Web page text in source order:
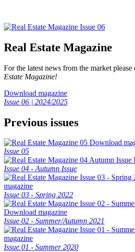
Real Estate Magazine
For the latest news from the market
Estate Magazine!
Download magazine
Issue 06 | 2024/2025
Previous issues
Download
Issue 05
Issue 04 - Autumn Issue
magazine
Issue 03 - Spring 2022
Download magazine
Issue 02 - Summer/Autumn 2021
magazine
Issue 01 - Summer 2020